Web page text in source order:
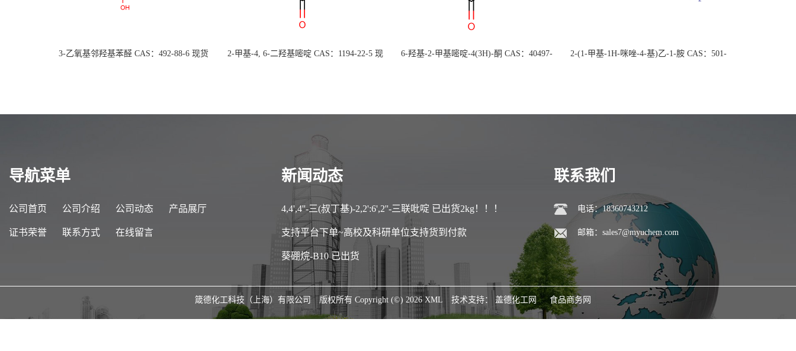
3-乙氧基邻羟基苯醛 CAS：492-88-6 现货
2-甲基-4, 6-二羟基嘧啶 CAS：1194-22-5 现
6-羟基-2-甲基嘧啶-4(3H)-酮 CAS：40497-
2-(1-甲基-1H-咪唑-4-基)乙-1-胺 CAS：501-
导航菜单
公司首页 公司介绍 公司动态 产品展厅
证书荣誉 联系方式 在线留言
新闻动态
4,4',4''-三(叔丁基)-2,2':6',2''-三联吡啶 已出货2kg！！！
支持平台下单~高校及科研单位支持货到付款
葵硼烷-B10 已出货
联系我们
电话：18360743212
邮箱： sales7@myuchem.com
箴德化工科技（上海）有限公司 版权所有 Copyright (©) 2026 XML 技术支持： 盖德化工网 食品商务网